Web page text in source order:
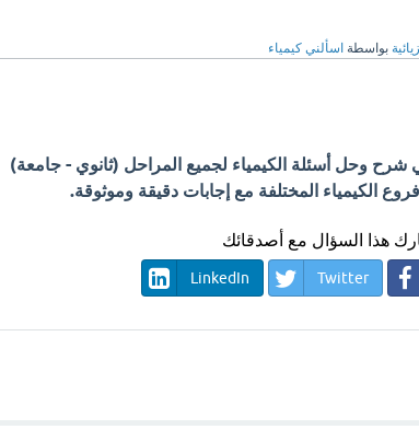
بواسطة اسألني كيمياء
وحل أسئلة الكيمياء لجميع المراحل (ثانوي - جامعة)
الكيمياء المختلفة مع إجابات دقيقة وموثوقة.
هذا السؤال مع أصدقائك
Twitter
LinkedIn